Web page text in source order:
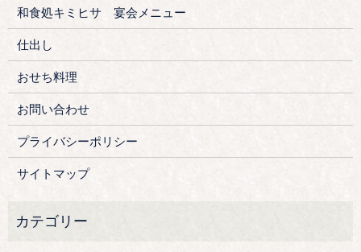
和食処キミヒサ 宴会メニュー
仕出し
おせち料理
お問い合わせ
プライバシーポリシー
サイトマップ